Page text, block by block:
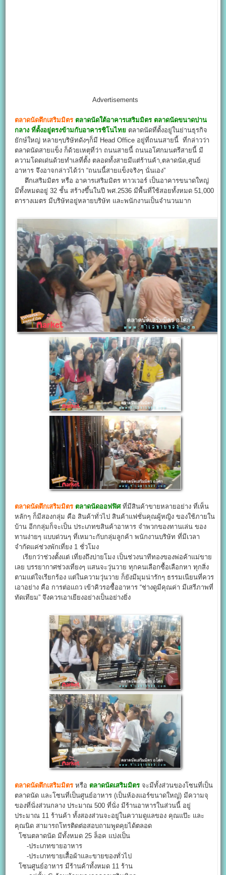
Advertisements
ตลาดนัดตึกเสริมมิตร ตลาดนัดใต้อาคารเสริมมิตร ตลาดนัดขนาดปาน
กลาง ที่ตั้งอยู่ตรงข้ามกับอาคารชิโนไทย ตลาดนัดที่ตั้งอยู่ในย่านธุรกิจ
ยักษ์ใหญ่ หลายๆบริษัทดังๆก็มี Head Office อยู่ที่ถนนสายนี้ ที่กล่าวว่า
ตลาดนัดสายแข็ง ก็ด้วยเหตุที่ว่า ถนนสายนี้ ถนนอโศกมนตรีสายนี้ มี
ความโดดเด่นด้วยทำเลที่ตั้ง ตลอดทั้งสายมีแต่ร้านค้า,ตลาดนัด,ศูนย์
อาหาร จึงอาจกล่าวได้ว่า “ถนนนี้สายแข็งจริงๆ นั่นเอง”
ตึกเสริมมิตร หรือ อาคารเสริมมิตร ทาวเวอร์ เป็นอาคารขนาดใหญ่
มีทั้งหมดอยู่ 32 ชั้น สร้างขึ้นในปี พศ.2536 มีพื้นที่ใช้สอยทั้งหมด 51,000
ตารางเมตร มีบริษัทอยู่หลายบริษัท และพนักงานเป็นจำนวนมาก
ตลาดนัดตึกเสริมมิตร ตลาดนัดออฟฟิศที่มีสินค้าขายหลายอย่าง ที่เห็น
หลักๆ ก็มีสองกลุ่ม คือ สินค้าทั่วไป สินค้าแฟชั่นคุณผู้หญิง ของใช้ภายใน
บ้าน อีกกลุ่มก็จะเป็น ประเภทขสินค้าอาหาร จำพวกของทานเล่น ของ
ทานง่ายๆ แบบด่วนๆ ที่เหมาะกับกลุ่มลูกค้า พนักงานบริษัท ที่มีเวลา
จำกัดแค่ช่วงพักเที่ยง 1 ชั่วโมง
เรียกว่าช่วงตั้งแต่ เที่ยงถึงบ่ายโมง เป็นช่วงนาทีทองของพ่อค้าแม่ขาย
เลย บรรยากาศช่วงเที่ยงๆ แสนจะวุ่นวาย ทุกคนเลือกซื้อเลือกหา ทุกสิ่ง
ตามแต่ใจเรียกร้อง แต่ในความวุ่นวาย ก็ยังมีมุมน่ารักๆ ธรรมเนียนที่ควร
เอาอย่าง คือ การต่อแถว เข้าคิวรอซื้ออาหาร “ช่างดูมีคุณค่า มีเสรีภาพที่
ทัดเทียม” จึงควรเอาเยียงอย่างเป็นอย่างยิ่ง
ตลาดนัดตึกเสริมมิตร หรือ ตลาดนัดเสริมมิตร จะมีทั้งส่วนของโซนที่เป็น
ตลาดนัด และโซนที่เป็นศูนย์อาหาร (เป็นห้องแอร์ขนาดใหญ่) มีความจุ
ของที่นั่งส่วนกลาง ประมาณ 500 ที่นั่ง มีร้านอาหารในส่วนนี้ อยู่
ประมาณ 11 ร้านค้า ทั้งสองส่วนจะอยู่ในความดูแลของ คุณแป๊ะ และ
คุณนิด สามารถโทรติดต่อสอบถามพูดคุยได้ตลอด
โซนตลาดนัด มีทั้งหมด 25 ล็อค แบ่งเป็น
-ประเภทขายอาหาร
-ประเภทขายเสื้อผ้าและขายของทั่วไป
โซนศูนย์อาหาร มีร้านค้าทั้งหมด 11 ร้าน